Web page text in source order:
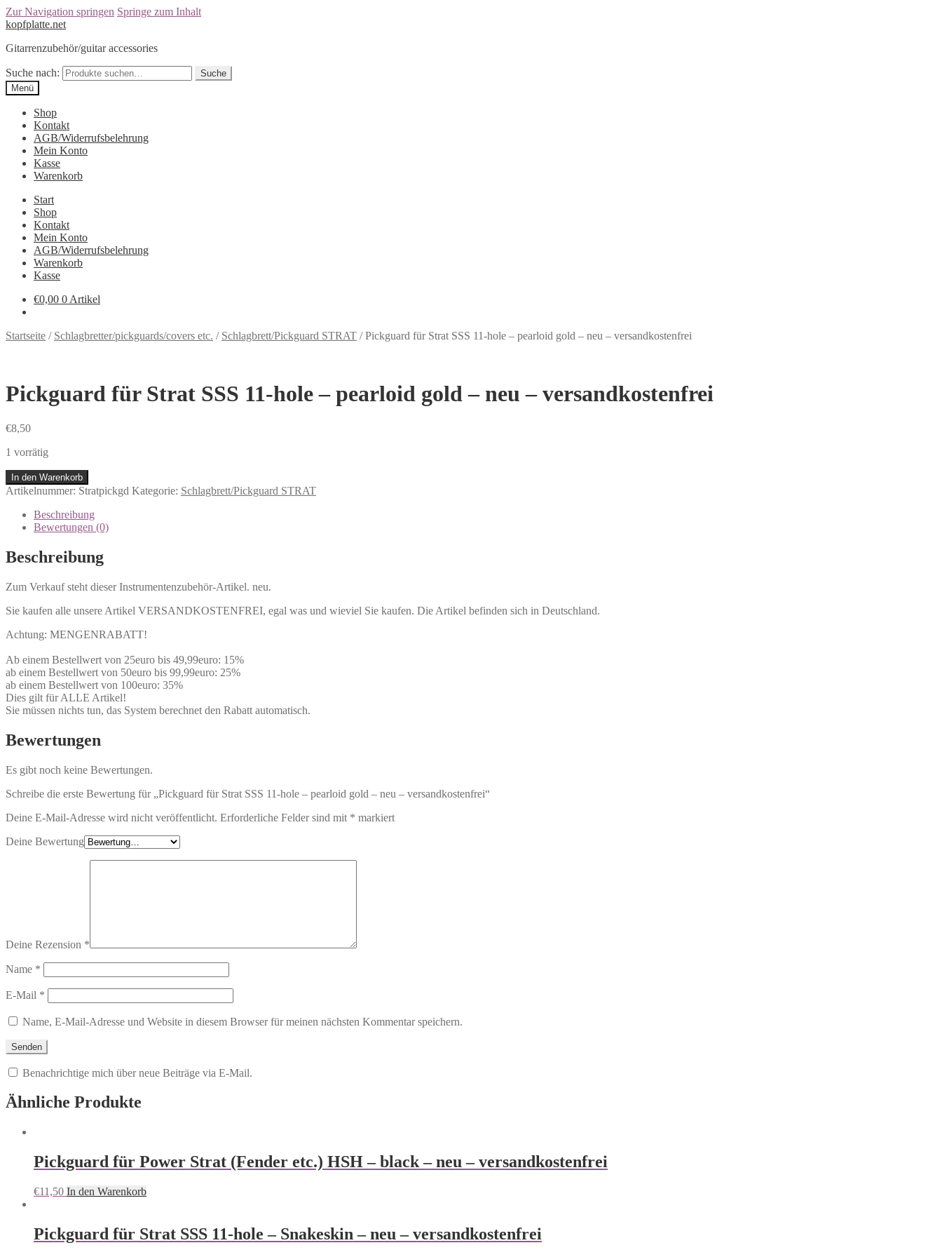
Zur Navigation springen Springe zum Inhalt
kopfplatte.net
Gitarrenzubehör/guitar accessories
Suche nach:
Suche
Menü
Shop
Kontakt
AGB/Widerrufsbelehrung
Mein Konto
Kasse
Warenkorb
Start
Shop
Kontakt
Mein Konto
AGB/Widerrufsbelehrung
Warenkorb
Kasse
€0,00 0 Artikel
Startseite / Schlagbretter/pickguards/covers etc. / Schlagbrett/Pickguard STRAT /Pickguard für Strat SSS 11-hole – pearloid gold – neu – versandkostenfrei
Pickguard für Strat SSS 11-hole – pearloid gold – neu – versandkostenfrei
€8,50
1 vorrätig
In den Warenkorb
Artikelnummer: Stratpickgd Kategorie: Schlagbrett/Pickguard STRAT
Beschreibung
Bewertungen (0)
Beschreibung
Zum Verkauf steht dieser Instrumentenzubehör-Artikel. neu.
Sie kaufen alle unsere Artikel VERSANDKOSTENFREI, egal was und wieviel Sie kaufen. Die Artikel befinden sich in Deutschland.
Achtung: MENGENRABATT!
Ab einem Bestellwert von 25euro bis 49,99euro: 15%
ab einem Bestellwert von 50euro bis 99,99euro: 25%
ab einem Bestellwert von 100euro: 35%
Dies gilt für ALLE Artikel!
Sie müssen nichts tun, das System berechnet den Rabatt automatisch.
Bewertungen
Es gibt noch keine Bewertungen.
Schreibe die erste Bewertung für „Pickguard für Strat SSS 11-hole – pearloid gold – neu – versandkostenfrei“
Deine E-Mail-Adresse wird nicht veröffentlicht. Erforderliche Felder sind mit * markiert
Deine Bewertung
Deine Rezension *
Name *
E-Mail *
Name, E-Mail-Adresse und Website in diesem Browser für meinen nächsten Kommentar speichern.
Benachrichtige mich über neue Beiträge via E-Mail.
Ähnliche Produkte
Pickguard für Power Strat (Fender etc.) HSH – black – neu – versandkostenfrei
€11,50 In den Warenkorb
Pickguard für Strat SSS 11-hole – Snakeskin – neu – versandkostenfrei